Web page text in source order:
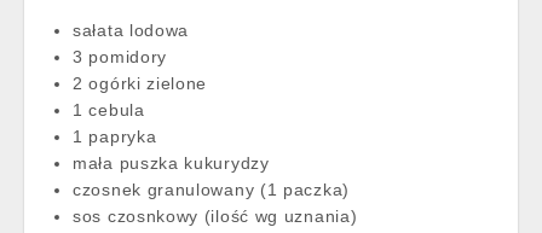
sałata lodowa
3 pomidory
2 ogórki zielone
1 cebula
1 papryka
mała puszka kukurydzy
czosnek granulowany (1 paczka)
sos czosnkowy (ilość wg uznania)